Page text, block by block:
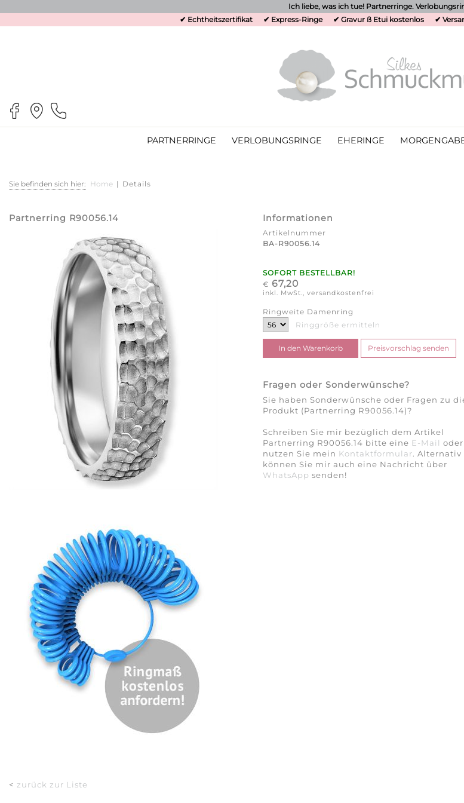
Ich liebe, was ich tue! Partnerringe.
✔ Echtheitszertifikat
✔ Express-Ringe ✔ Gravur ß Etui kostenlos ✔
PARTNERRINGE VERLOBUNGSRINGE EHERINGE
Sie befinden sich hier: Home | Details
Partnerring R90056.14 Informationen
Artikelnummer
BA-R90056.14
SOFORT BESTELLBAR!
€ 67,20
inkl. MwSt., versandkostenfrei
Ringweite Damenring
Ringgröße ermitteln
Fragen oder Sonderwünsche?
Sie haben Sonderwünsche oder Fragen zu
Produkt (Partnerring R90056.14)?
Schreiben Sie mir bezüglich dem Artikel
Partnerring R90056.14 bitte eine E-Mail oder
nutzen Sie mein Kontaktformular. Alternativ
können Sie mir auch eine Nachricht über
WhatsApp senden!
< zurück zur Liste